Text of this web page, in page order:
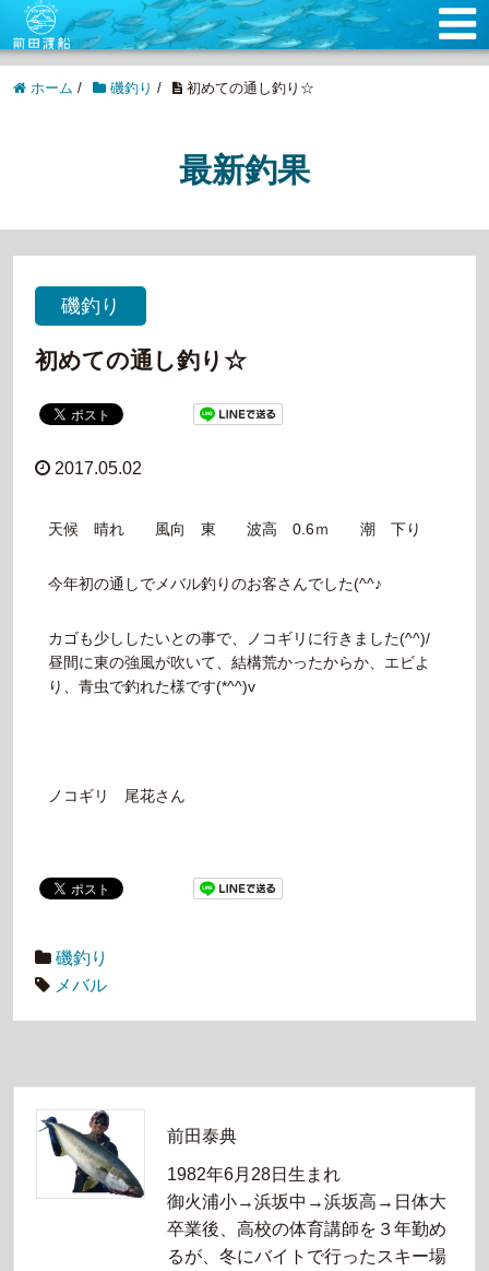
ホーム / 磯釣り / 初めての通し釣り☆
最新釣果
磯釣り
初めての通し釣り☆
2017.05.02
天候 晴れ 風向 東 波高 0.6ｍ 潮 下り
今年初の通しでメバル釣りのお客さんでした(^^♪
カゴも少ししたいとの事で、ノコギリに行きました(^^)/
昼間に東の強風が吹いて、結構荒かったからか、エビよ
り、青虫で釣れた様です(*^^)v
ノコギリ 尾花さん
磯釣り
メバル
前田泰典
1982年6月28日生まれ
御火浦小→浜坂中→浜坂高→日体大
卒業後、高校の体育講師を３年勤め
るが、冬にバイトで行ったスキー場